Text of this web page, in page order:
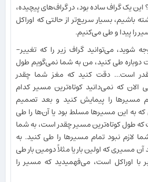
یک گراف ساده بود، در گراف‌های پیچیده،
باشیم، بسیار سریع‌تر از حالتی که اوراکل
را پیدا و طی می‌کنیم.
شوید، می‌توانید گراف زیر را که تغییر-
دوباره طی کنید، من به شما نمی‌گویم طول
است... دقت کنید که مغز شما چقدر
که نمی‌دانید کوتاه‌ترین مسیر کدام
مسیرها را پیمایش کنید و بعد تصمیم
که به این مسیرها مسلط بود یا آن‌ها را طی
طول کوتاه‌ترین مسیر چقدر است، به شما
لازم نبود تمام مسیرها را طی کنید. به
مسیری که اولین بار یا مثلاً دومین بار طی
با اوراکل است، می‌فهمیدید که مسیر را